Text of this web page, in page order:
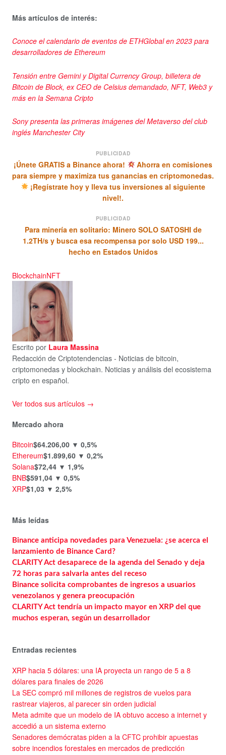
Más artículos de interés:
Conoce el calendario de eventos de ETHGlobal en 2023 para
desarrolladores de Ethereum
Tensión entre Gemini y Digital Currency Group, billetera de
Bitcoin de Block, ex CEO de Celsius demandado, NFT, Web3 y
más en la Semana Cripto
Sony presenta las primeras imágenes del Metaverso del club
inglés Manchester City
PUBLICIDAD
¡Únete GRATIS a Binance ahora!
Ahorra en comisiones
para siempre y maximiza tus ganancias en criptomonedas.
¡Regístrate hoy y lleva tus inversiones al siguiente
nivel!.
PUBLICIDAD
Para minería en solitario: Minero SOLO SATOSHI de
1.2TH/s y busca esa recompensa por solo USD 199...
hecho en Estados Unidos
BlockchainNFT
Escrito por Laura Massina
Redacción de Criptotendencias - Noticias de bitcoin,
criptomonedas y blockchain. Noticias y análisis del ecosistema
cripto en español.
Ver todos sus artículos →
Mercado ahora
Bitcoin$64.206,00 ▼ 0,5%
Ethereum$1.899,60 ▼ 0,2%
Solana$72,44 ▼ 1,9%
BNB$591,04 ▼ 0,5%
XRP$1,03 ▼ 2,5%
Más leídas
Binance anticipa novedades para Venezuela: ¿se acerca el
lanzamiento de Binance Card?
CLARITY Act desaparece de la agenda del Senado y deja
72 horas para salvarla antes del receso
Binance solicita comprobantes de ingresos a usuarios
venezolanos y genera preocupación
CLARITY Act tendría un impacto mayor en XRP del que
muchos esperan, según un desarrollador
Entradas recientes
XRP hacia 5 dólares: una IA proyecta un rango de 5 a 8
dólares para finales de 2026
La SEC compró mil millones de registros de vuelos para
rastrear viajeros, al parecer sin orden judicial
Meta admite que un modelo de IA obtuvo acceso a internet y
accedió a un sistema externo
Senadores demócratas piden a la CFTC prohibir apuestas
sobre incendios forestales en mercados de predicción